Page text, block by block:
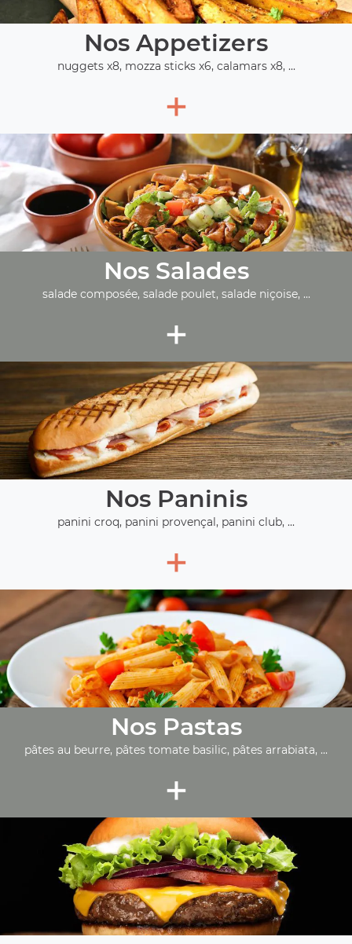
Nos Appetizers
nuggets x8, mozza sticks x6, calamars x8, ...
+
Nos Salades
salade composée, salade poulet, salade niçoise, ...
+
Nos Paninis
panini croq, panini provençal, panini club, ...
+
Nos Pastas
pâtes au beurre, pâtes tomate basilic, pâtes arrabiata, ...
+